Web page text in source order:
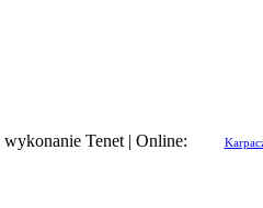
Tenet | Online: